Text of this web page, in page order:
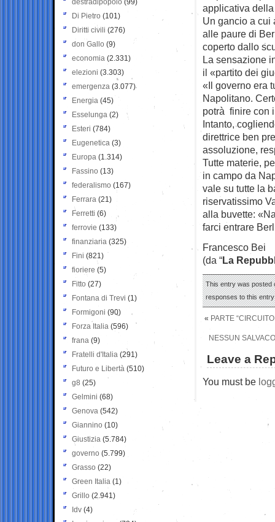
applicativa
Un gancio a cui
alle paure di
coperto dallo
La sensazione
il «partito dei
«Il governo era
Napolitano.
potrà finire con
Intanto,
direttrice ben
assoluzione,
Tutte materie,
in campo da
vale su tutte la
riservatissimo
alla buvette:
farci entrare
Francesco Bei
(da “La
This entry was posted
responses to this
« PARTE
NESSUN
Leave a
You must be
destradipopolo (99)
Di Pietro (101)
Diritti civili (276)
don Gallo (9)
economia (2.331)
elezioni (3.303)
emergenza (3.077)
Energia (45)
Esselunga (2)
Esteri (784)
Eugenetica (3)
Europa (1.314)
Fassino (13)
federalismo (167)
Ferrara (21)
Ferretti (6)
ferrovie (133)
finanziaria (325)
Fini (821)
fioriere (5)
Fitto (27)
Fontana di Trevi (1)
Formigoni (90)
Forza Italia (596)
frana (9)
Fratelli d'Italia (291)
Futuro e Libertà (510)
g8 (25)
Gelmini (68)
Genova (542)
Giannino (10)
Giustizia (5.784)
governo (5.799)
Grasso (22)
Green Italia (1)
Grillo (2.941)
Idv (4)